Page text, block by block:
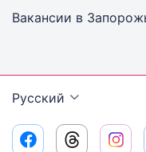
Вакансии в
Русский